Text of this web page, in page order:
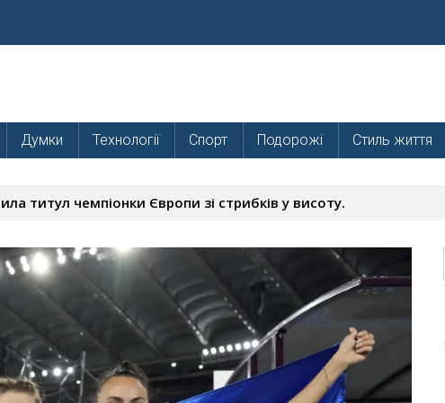
Думки Технології Спорт Подорожі Стиль життя
титул чемпіонки Європи зі стрибків у висоту.